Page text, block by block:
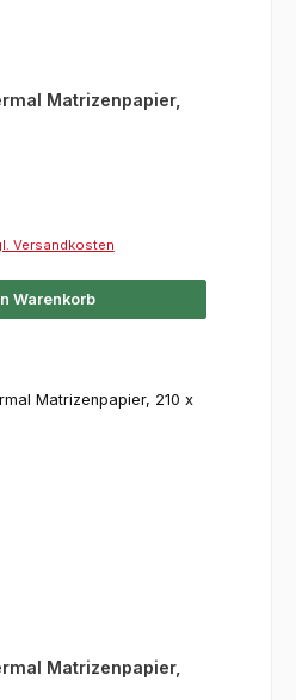
Matrizenpapier,
Versandkosten
Warenkorb
Matrizenpapier,